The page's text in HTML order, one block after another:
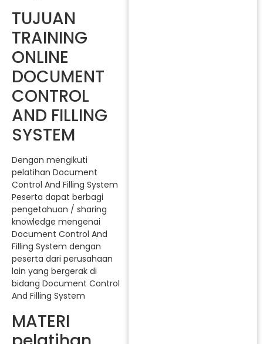
TUJUAN
TRAINING
ONLINE
DOCUMENT
CONTROL
AND FILLING
SYSTEM
Dengan mengikuti
pelatihan Document
Control And Filling System
Peserta dapat berbagi
pengetahuan / sharing
knowledge mengenai
Document Control And
Filling System dengan
peserta dari perusahaan
lain yang bergerak di
bidang Document Control
And Filling System
MATERI